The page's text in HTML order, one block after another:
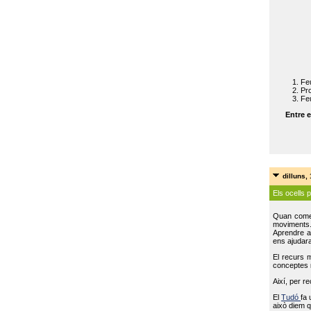
Entre
dilluns,
Els ocells
Quan
Aprendre
ens
El recurs
conceptes
Així, per
ElTudófa
això diem